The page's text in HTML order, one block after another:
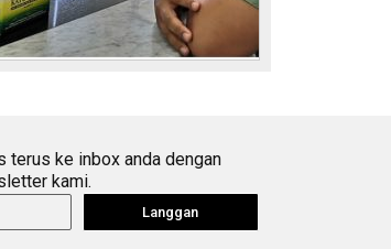
terus ke inbox anda dengan
kami.
Langgan